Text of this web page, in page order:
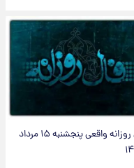
فال روزانه واقعی پنجشنبه ۱۵ مرداد